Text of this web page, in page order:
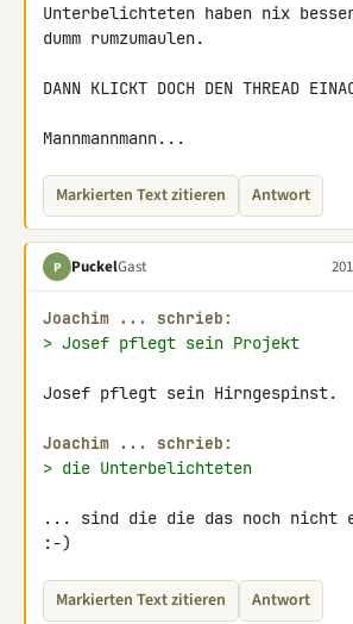
Unterbelichteten haben nix
dumm rumzumaulen.
DANN KLICKT DOCH DEN THREAD
Mannmannmann...
Markierten Text zitieren Antwort
P PuckelGast
Joachim ... schrieb:
> Josef pflegt sein Projekt
Josef pflegt sein Hirngespinst.
Joachim ... schrieb:
> die Unterbelichteten
... sind die die das noch nicht
:-)
Markierten Text zitieren Antwort